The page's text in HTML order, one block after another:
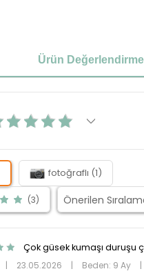
Ürün
fotoğraflı (1)
(3)
Çok güsek kumaşı duruşu
| 23.05.2026 | Beden: 9 Ay |